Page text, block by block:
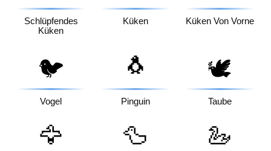
Schlüpfendes
Küken
Küken Küken Von Vorne
🐦
Vogel
🐧
Pinguin
🕊️
Taube
🦅 🦆 🦢